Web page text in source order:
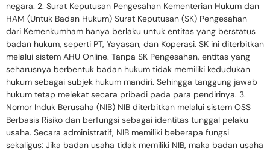
negara. 2. Surat Keputusan Pengesahan Kementerian Hukum dan
HAM (Untuk Badan Hukum) Surat Keputusan (SK) Pengesahan
dari Kemenkumham hanya berlaku untuk entitas yang berstatus
badan hukum, seperti PT, Yayasan, dan Koperasi. SK ini diterbitkan
melalui sistem AHU Online. Tanpa SK Pengesahan, entitas yang
seharusnya berbentuk badan hukum tidak memiliki kedudukan
hukum sebagai subjek hukum mandiri. Sehingga tanggung jawab
hukum tetap melekat secara pribadi pada para pendirinya. 3.
Nomor Induk Berusaha (NIB) NIB diterbitkan melalui sistem OSS
Berbasis Risiko dan berfungsi sebagai identitas tunggal pelaku
usaha. Secara administratif, NIB memiliki beberapa fungsi
sekaligus: Jika badan usaha tidak memiliki NIB, maka badan usaha